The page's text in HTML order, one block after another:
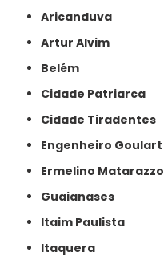
Aricanduva
Artur Alvim
Belém
Cidade Patriarca
Cidade Tiradentes
Engenheiro Goulart
Ermelino Matarazzo
Guaianases
Itaim Paulista
Itaquera